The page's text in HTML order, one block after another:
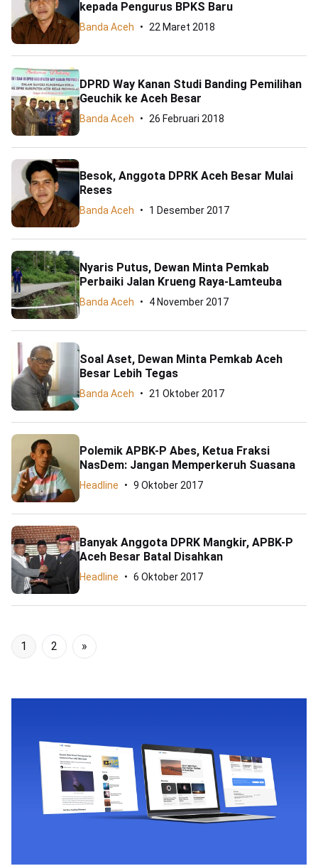
kepada Pengurus BPKS Baru
Banda Aceh 22 Maret 2018
DPRD Way Kanan Studi Banding Pemilihan
Geuchik ke Aceh Besar
Banda Aceh 26 Februari 2018
Besok, Anggota DPRK Aceh Besar Mulai
Reses
Banda Aceh 1 Desember 2017
Nyaris Putus, Dewan Minta Pemkab
Perbaiki Jalan Krueng Raya-Lamteuba
Banda Aceh 4 November 2017
Soal Aset, Dewan Minta Pemkab Aceh
Besar Lebih Tegas
Banda Aceh 21 Oktober 2017
Polemik APBK-P Abes, Ketua Fraksi
NasDem: Jangan Memperkeruh Suasana
Headline 9 Oktober 2017
Banyak Anggota DPRK Mangkir, APBK-P
Aceh Besar Batal Disahkan
Headline 6 Oktober 2017
1 2 »